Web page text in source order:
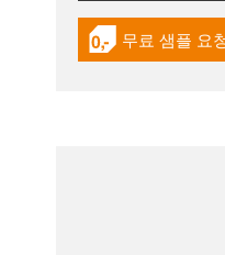
igus-icon-무료 샘플 요